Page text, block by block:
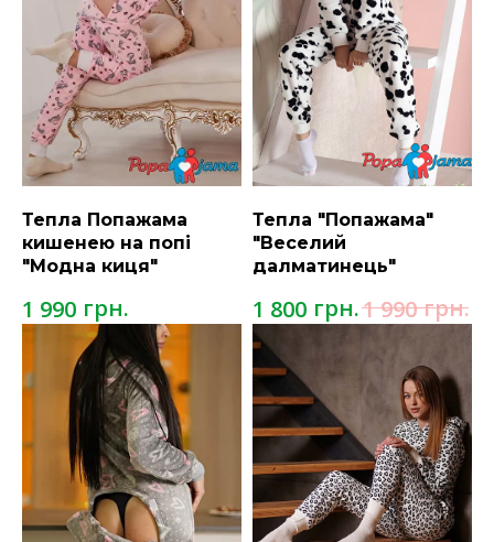
Тепла Попажама
кишенею на попі
"Модна киця"
1 990 грн.
Тепла "Попажама"
"Веселий
далматинець"
1 800 грн.1 990 грн.